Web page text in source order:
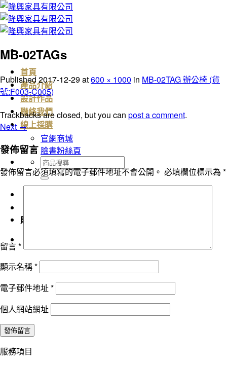
Skip
to
content
首頁
產品介紹
設計作品
聯絡我們
線上採購
官網商城
臉書粉絲頁
搜
尋
關
購物車
MB-02TAGs
Published2017-12-29at600 × 1000 in MB-02TAG 辦公椅 (貨
號:F003-C005)
Trackbacks are closed, but you can post a comment.
Next →
發佈留言
發佈留言必須填寫的電子郵件地址不會公開。 必填欄位標示為 *
留言*
顯示名稱*
電子郵件地址*
個人網站網址
服務項目